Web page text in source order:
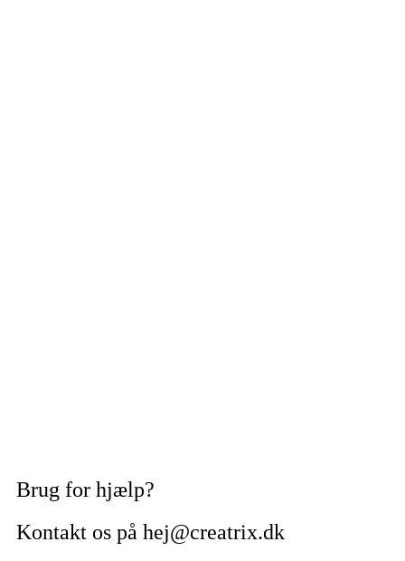
Brug for hjælp?
Kontakt os på hej@creatrix.dk